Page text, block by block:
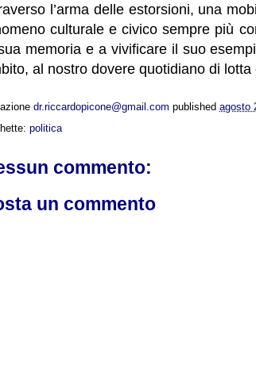
l’arma delle estorsioni, una
culturale e civico sempre più
memoria e a vivificare il suo
al nostro dovere quotidiano di
dr.riccardopicone@gmail.com published agosto
politica
commento:
un commento